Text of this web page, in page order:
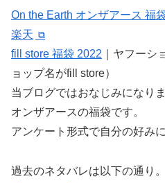
On the Earth オンザアース 福
楽天
fill store 福袋 2022 ｜ヤフーシ
ョップ名がfill store）
当ブログではおなじみになりま
オンザアースの福袋です。
アンケート形式で自分の好み
過去のネタバレは以下の通り。